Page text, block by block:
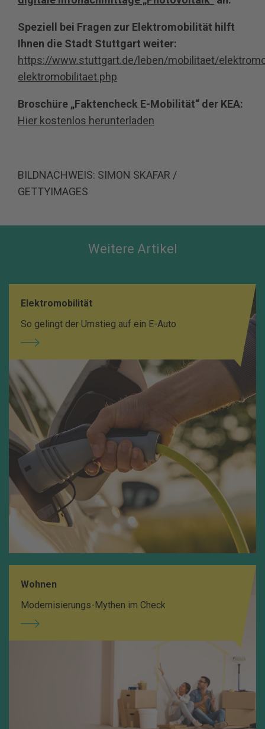
Speziell bei Fragen zur Elektromobilität hilft
Ihnen die Stadt Stuttgart weiter:
https://www.stuttgart.de/leben/mobilitaet/
elektromobilitaet.php
Broschüre „Faktencheck E-Mobilität“ der KEA:
Hier kostenlos herunterladen
BILDNACHWEIS: SIMON SKAFAR /
GETTYIMAGES
Weitere Artikel
Elektromobilität
So gelingt der Umstieg auf ein E-Auto
Wohnen
Modernisierungs-Mythen im Check